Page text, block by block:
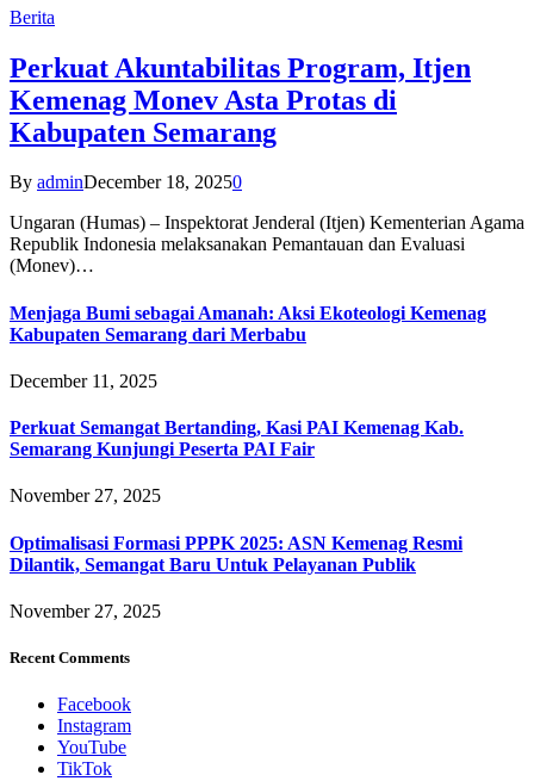
Berita
Perkuat Akuntabilitas Program, Itjen
Kemenag Monev Asta Protas di
Kabupaten Semarang
By adminDecember 18, 20250
Ungaran (Humas) – Inspektorat Jenderal (Itjen) Kementerian Agama
Republik Indonesia melaksanakan Pemantauan dan Evaluasi
(Monev)…
Menjaga Bumi sebagai Amanah: Aksi Ekoteologi Kemenag
Kabupaten Semarang dari Merbabu
December 11, 2025
Perkuat Semangat Bertanding, Kasi PAI Kemenag Kab.
Semarang Kunjungi Peserta PAI Fair
November 27, 2025
Optimalisasi Formasi PPPK 2025: ASN Kemenag Resmi
Dilantik, Semangat Baru Untuk Pelayanan Publik
November 27, 2025
Recent Comments
Facebook
Instagram
YouTube
TikTok